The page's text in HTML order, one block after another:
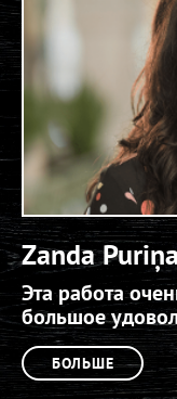
Zanda Puriņa
Эта работа
большое
БОЛЬШЕ